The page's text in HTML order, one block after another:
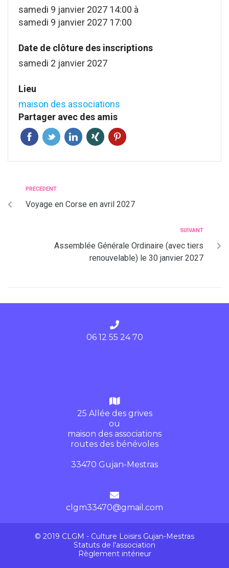
samedi 9 janvier 2027 14:00 à
samedi 9 janvier 2027 17:00
Date de clôture des inscriptions
samedi 2 janvier 2027
Lieu
maison des associations
Partager avec des amis
PRECEDENT
Voyage en Corse en avril 2027
SUIVANT
Assemblée Générale Ordinaire (avec tiers
renouvelable) le 30 janvier 2027
06 12 55 24 70
25 Allée des grives
ou
maison des associations
routes des bénévoles
33470 Gujan-Mestras
clgm33470@gmail.com
© 2019 CLGM - Culture Loisirs Gujan-Mestras
Statuts de l'association
Règlement intérieur